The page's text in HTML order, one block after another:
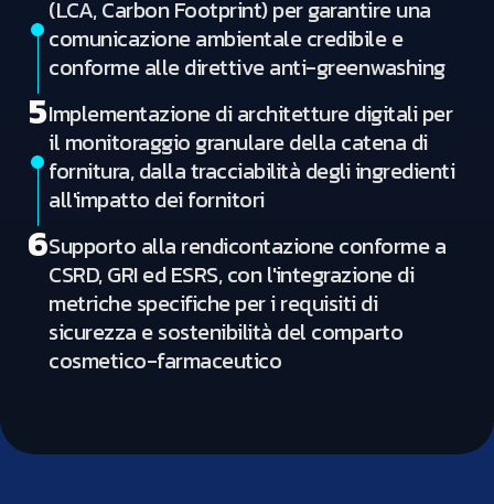
(LCA, Carbon Footprint) per garantire una
comunicazione ambientale credibile e
conforme alle direttive anti-greenwashing
5Implementazione di architetture digitali per
il monitoraggio granulare della catena di
fornitura, dalla tracciabilità degli ingredienti
all'impatto dei fornitori
6Supporto alla rendicontazione conforme a
CSRD, GRI ed ESRS, con l'integrazione di
metriche specifiche per i requisiti di
sicurezza e sostenibilità del comparto
cosmetico-farmaceutico